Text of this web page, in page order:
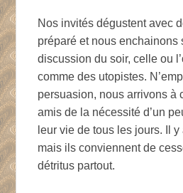
Nos invités dégustent avec
préparé et nous enchainons
discussion du soir, celle ou
comme des utopistes.
persuasion, nous arrivons à
amis de la nécessité d’un
leur vie de tous les jours. Il
mais ils conviennent de
détritus partout.